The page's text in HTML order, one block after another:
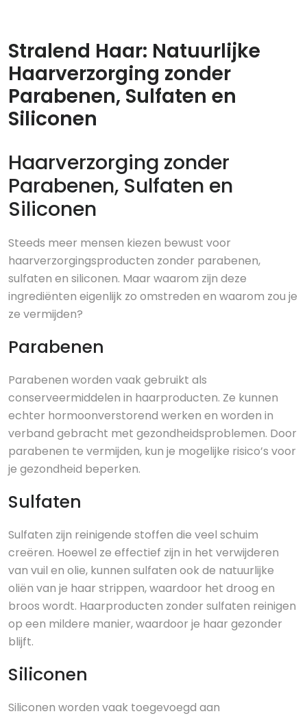
Stralend Haar: Natuurlijke
Haarverzorging zonder
Parabenen, Sulfaten en
Siliconen
Haarverzorging zonder
Parabenen, Sulfaten en
Siliconen
Steeds meer mensen kiezen bewust voor
haarverzorgingsproducten zonder parabenen,
sulfaten en siliconen. Maar waarom zijn deze
ingrediënten eigenlijk zo omstreden en waarom zou je
ze vermijden?
Parabenen
Parabenen worden vaak gebruikt als
conserveermiddelen in haarproducten. Ze kunnen
echter hormoonverstorend werken en worden in
verband gebracht met gezondheidsproblemen. Door
parabenen te vermijden, kun je mogelijke risico’s voor
je gezondheid beperken.
Sulfaten
Sulfaten zijn reinigende stoffen die veel schuim
creëren. Hoewel ze effectief zijn in het verwijderen
van vuil en olie, kunnen sulfaten ook de natuurlijke
oliën van je haar strippen, waardoor het droog en
broos wordt. Haarproducten zonder sulfaten reinigen
op een mildere manier, waardoor je haar gezonder
blijft.
Siliconen
Siliconen worden vaak toegevoegd aan